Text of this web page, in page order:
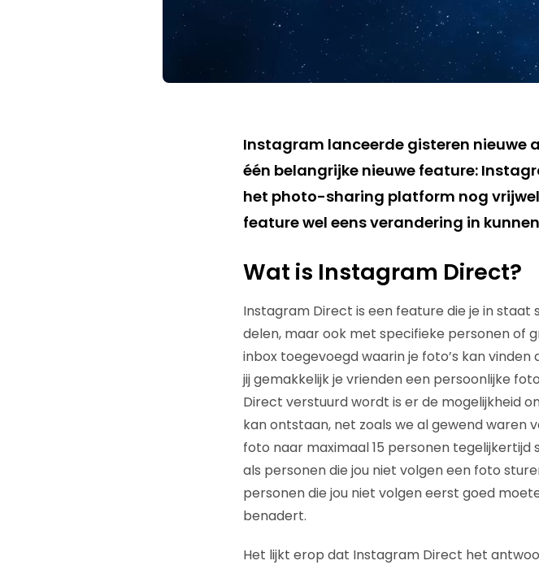
Instagram lanceerde gisteren nieuwe
één belangrijke nieuwe feature:
het photo-sharing platform nog
feature wel eens verandering in
Wat is Instagram Direct?
Instagram Direct is een feature die je in
delen, maar ook met specifieke personen of
inbox toegevoegd waarin je foto’s kan
jij gemakkelijk je vrienden een persoonlijke
Direct verstuurd wordt is er de mogelijkheid
kan ontstaan, net zoals we al gewend waren
foto naar maximaal 15 personen tegelijkertijd
als personen die jou niet volgen een foto
personen die jou niet volgen eerst goed
benadert.
Het lijkt erop dat Instagram Direct het